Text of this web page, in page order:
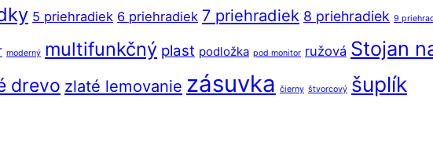
5 priehradiek 6 priehradiek 7 priehradiek 8 priehradiek 9
moderný multifunkčný plast podložka pod monitor ružová Stojan
drevo zlaté lemovanie zásuvka čierny štvorcový šuplík